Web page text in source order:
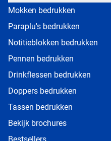
Mokken bedrukken
Paraplu's bedrukken
Notitieblokken bedrukken
Pennen bedrukken
Drinkflessen bedrukken
Doppers bedrukken
Tassen bedrukken
Bekijk brochures